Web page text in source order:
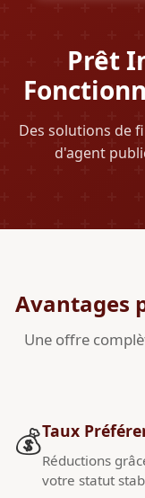
Prêt
Des solutions de
d'agent
Avantages
Une offre
💰Taux
Réductions
votre statut